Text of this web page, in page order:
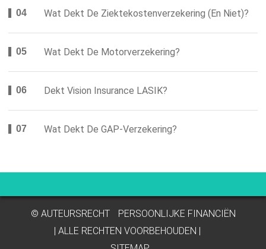
Wat Dekt De Ziektekostenverzekering (en Niet)?
Wat Dekt De Motorverzekering?
Dekt Vision Insurance LASIK?
Wat Dekt De GAP-Verzekering?
© AUTEURSRECHT
PERSOONLIJKE FINANCIËN
| ALLE RECHTEN VOORBEHOUDEN |